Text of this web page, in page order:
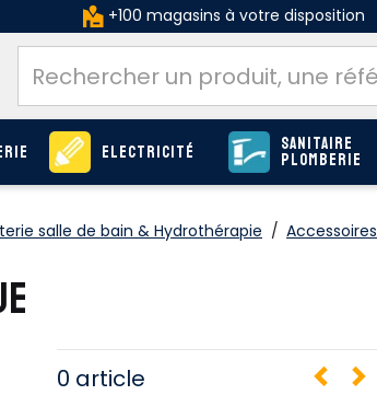
+100 magasins à votre disposition
Electricité Sanitaire
Plomberie
salle de bain & Hydrothérapie /
0 article